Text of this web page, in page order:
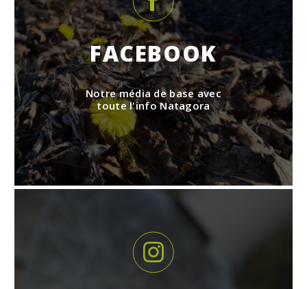
FACEBOOK
Notre média de base avec
toute l'info Natagora